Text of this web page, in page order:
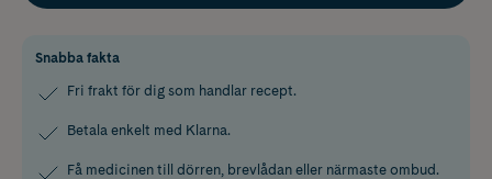
Snabba fakta
Fri frakt för dig som handlar recept.
Betala enkelt med Klarna.
Få medicinen till dörren, brevlådan eller närmaste ombud.